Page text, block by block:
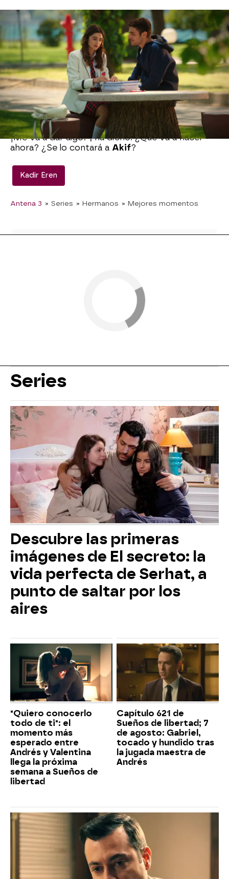
Los jóvenes han vuelto a verse, esta vez para
tomar un helado.Melisa yKadiriban andando
por la calle… ¡Cogidos de la mano! Se les ha visto
muy felices…
A lo lejos estaba Nebahat, que había estado de
compras y ya se metía en su coche. De pronto,
se ha llevado una sorpresa que no le ha gustado
nada… ¡Ha visto a su hija con Kadir de la mano!
Nebahatno daba crédito... “¿Con ese chico?
¡Me va a dar algo!”, ha dicho. ¿Qué va a hacer
ahora? ¿Se lo contará a Akif?
Kadir Eren
Antena 3 » Series » Hermanos » Mejores momentos
Series
Descubre las primeras
imágenes de El secreto: la
vida perfecta de Serhat, a
punto de saltar por los
aires
"Quiero conocerlo
todo de ti": el
momento más
esperado entre
Andrés y Valentina
llega la próxima
semana a Sueños de
libertad
Capítulo 621 de
Sueños de libertad; 7
de agosto: Gabriel,
tocado y hundido tras
la jugada maestra de
Andrés